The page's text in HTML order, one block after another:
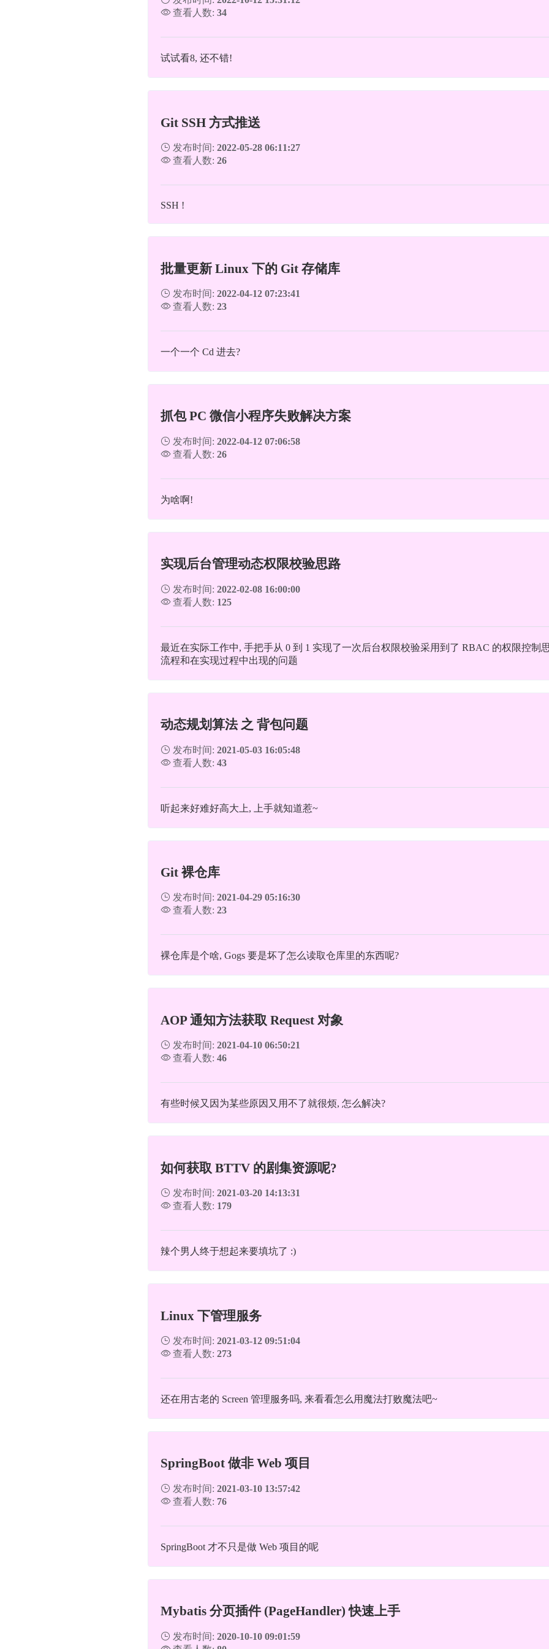
查看人数: 34
试试看8, 还不错!
Git SSH 方式推送
发布时间: 2022-05-28 06:11:27
查看人数: 26
SSH !
批量更新 Linux 下的 Git 存储库
发布时间: 2022-04-12 07:23:41
查看人数: 23
一个一个 Cd 进去?
抓包 PC 微信小程序失败解决方案
发布时间: 2022-04-12 07:06:58
查看人数: 26
为啥啊!
实现后台管理动态权限校验思路
发布时间: 2022-02-08 16:00:00
查看人数: 125
最近在实际工作中, 手把手从 0 到 1 实现了一次后台权限校验采用到了 RBAC 的权限控制
流程和在实现过程中出现的问题
动态规划算法 之 背包问题
发布时间: 2021-05-03 16:05:48
查看人数: 43
听起来好难好高大上, 上手就知道惹~
Git 裸仓库
发布时间: 2021-04-29 05:16:30
查看人数: 23
裸仓库是个啥, Gogs 要是坏了怎么读取仓库里的东西呢?
AOP 通知方法获取 Request 对象
发布时间: 2021-04-10 06:50:21
查看人数: 46
有些时候又因为某些原因又用不了就很烦, 怎么解决?
如何获取 BTTV 的剧集资源呢?
发布时间: 2021-03-20 14:13:31
查看人数: 179
辣个男人终于想起来要填坑了 :)
Linux 下管理服务
发布时间: 2021-03-12 09:51:04
查看人数: 273
还在用古老的 Screen 管理服务吗, 来看看怎么用魔法打败魔法吧~
SpringBoot 做非 Web 项目
发布时间: 2021-03-10 13:57:42
查看人数: 76
SpringBoot 才不只是做 Web 项目的呢
Mybatis 分页插件 (PageHandler) 快速上手
发布时间: 2020-10-10 09:01:59